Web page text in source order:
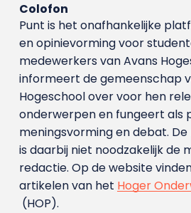
Colofon
Punt is het onafhankelijke
en opinievorming voor
medewerkers van Avans
informeert de gemeenschap
Hogeschool over voor hen
onderwerpen en fungeert als
meningsvorming en debat.
is daarbij niet noodzakelijk de
redactie. Op de website
artikelen van het Hoger
(HOP).